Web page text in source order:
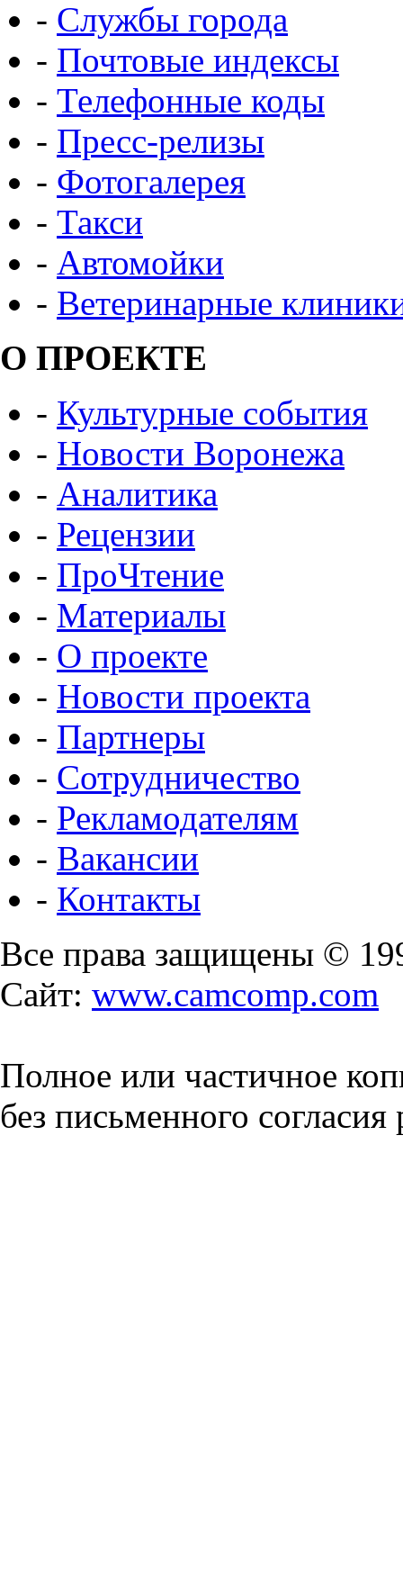
- Службы города
- Почтовые индексы
- Телефонные коды
- Пресс-релизы
- Фотогалерея
- Такси
- Автомойки
- Ветеринарные
О ПРОЕКТЕ
- Культурные события
- Новости Воронежа
- Аналитика
- Рецензии
- ПроЧтение
- Материалы
- О проекте
- Новости проекта
- Партнеры
- Сотрудничество
- Рекламодателям
- Вакансии
- Контакты
Все права защищены ©
Сайт: www.camcomp.com
Полное или частичное
без письменного